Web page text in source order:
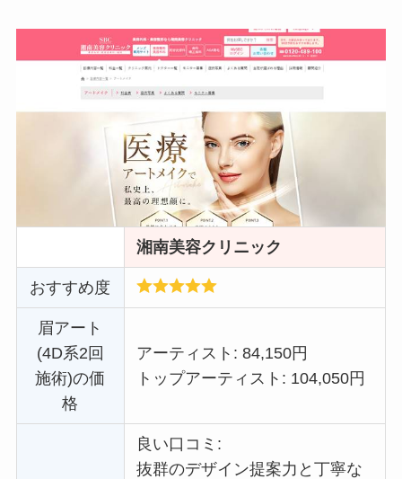
湘南美容クリニック
おすすめ度
眉アート
(4D系2回
施術)の価
格
アーティスト: 84,150円
トップアーティスト: 104,050円
良い口コミ:
抜群のデザイン提案力と丁寧な